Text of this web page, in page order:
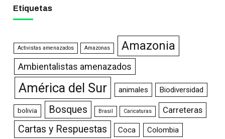
Etiquetas
Activistas amenazados Amazonas Amazonia
Ambientalistas amenazados
América del Sur animales Biodiversidad
bolivia Bosques Brasil Caricaturas Carreteras
Cartas y Respuestas Coca Colombia